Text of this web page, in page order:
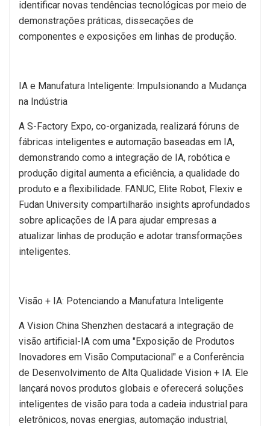
identificar novas tendências tecnológicas por meio de
demonstrações práticas, dissecações de
componentes e exposições em linhas de produção.
IA e Manufatura Inteligente: Impulsionando a Mudança
na Indústria
A S-Factory Expo, co-organizada, realizará fóruns de
fábricas inteligentes e automação baseadas em IA,
demonstrando como a integração de IA, robótica e
produção digital aumenta a eficiência, a qualidade do
produto e a flexibilidade. FANUC, Elite Robot, Flexiv e
Fudan University compartilharão insights aprofundados
sobre aplicações de IA para ajudar empresas a
atualizar linhas de produção e adotar transformações
inteligentes.
Visão + IA: Potenciando a Manufatura Inteligente
A Vision China Shenzhen destacará a integração de
visão artificial-IA com uma "Exposição de Produtos
Inovadores em Visão Computacional" e a Conferência
de Desenvolvimento de Alta Qualidade Vision + IA. Ele
lançará novos produtos globais e oferecerá soluções
inteligentes de visão para toda a cadeia industrial para
eletrônicos, novas energias, automação industrial,